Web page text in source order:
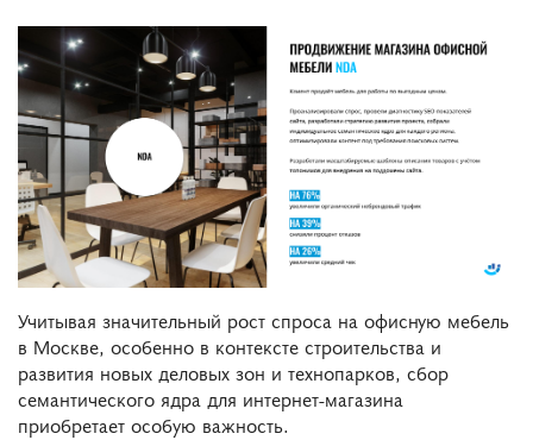
Учитывая значительный рост спроса на офисную мебель
в Москве, особенно в контексте строительства и
развития новых деловых зон и технопарков, сбор
семантического ядра для интернет-магазина
приобретает особую важность.